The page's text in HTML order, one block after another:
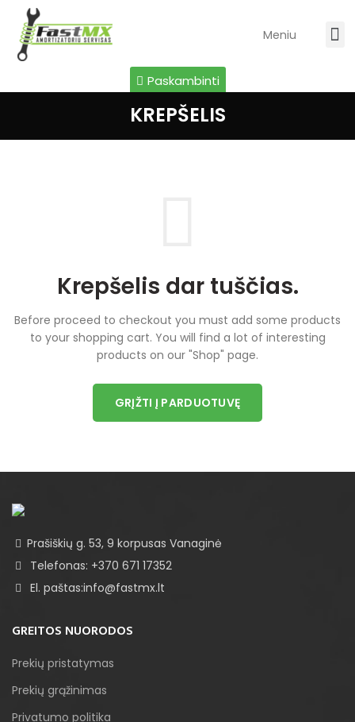
Meniu
Paskambinti
KREPŠELIS
Krepšelis dar tuščias.
Before proceed to checkout you must add some products
to your shopping cart. You will find a lot of interesting
products on our "Shop" page.
GRĮŽTI Į PARDUOTUVĘ
Prašiškių g. 53, 9 korpusas Vanaginė
Telefonas: +370 671 17352
El. paštas:info@fastmx.lt
GREITOS NUORODOS
Prekių pristatymas
Prekių grąžinimas
Privatumo politika